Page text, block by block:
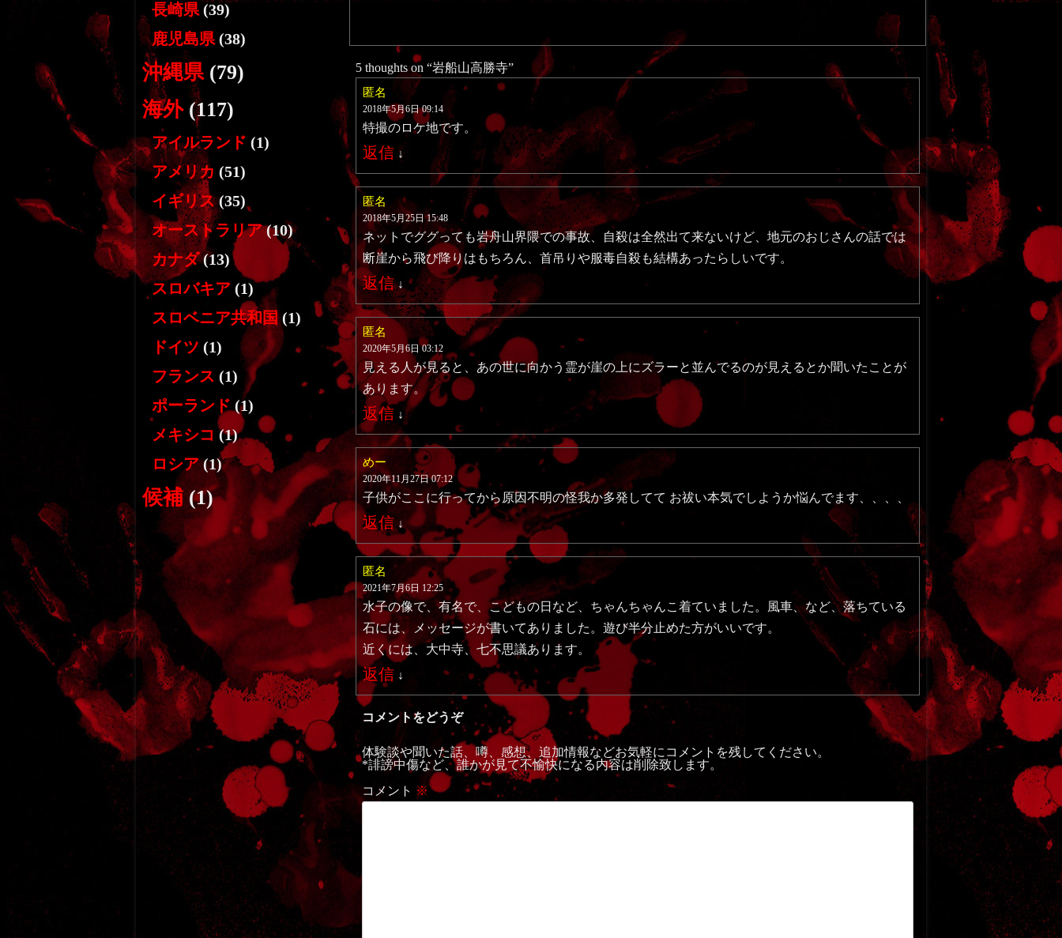
5 thoughts on “岩船山高勝寺”
匿名
2018年5月6日 09:14
特撮のロケ地です。
返信 ↓
匿名
2018年5月25日 15:48
ネットでググっても岩舟山界隈での事故、自殺は全然出て来ないけど、地元のおじさんの話では
断崖から飛び降りはもちろん、首吊りや服毒自殺も結構あったらしいです。
返信 ↓
匿名
2020年5月6日 03:12
見える人が見ると、あの世に向かう霊が崖の上にズラーと並んでるのが見えるとか聞いたことが
あります。
返信 ↓
めー
2020年11月27日 07:12
子供がここに行ってから原因不明の怪我か多発してて お祓い本気でしようか悩んでます、、、、
返信 ↓
匿名
2021年7月6日 12:25
水子の像で、有名で、こどもの日など、ちゃんちゃんこ着ていました。風車、など、落ちている
石には、メッセージが書いてありました。遊び半分止めた方がいいです。
近くには、大中寺、七不思議あります。
返信 ↓
コメントをどうぞ
体験談や聞いた話、噂、感想、追加情報などお気軽にコメントを残してください。
*誹謗中傷など、誰かが見て不愉快になる内容は削除致します。
コメント ※
長崎県 (39)
鹿児島県 (38)
沖縄県(79)
海外(117)
アイルランド (1)
アメリカ (51)
イギリス(35)
オーストラリア(10)
カナダ(13)
スロバキア (1)
スロベニア共和国(1)
ドイツ (1)
フランス (1)
ポーランド (1)
メキシコ (1)
ロシア(1)
候補(1)